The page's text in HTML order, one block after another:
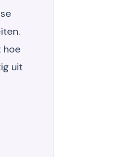
hoe
uit